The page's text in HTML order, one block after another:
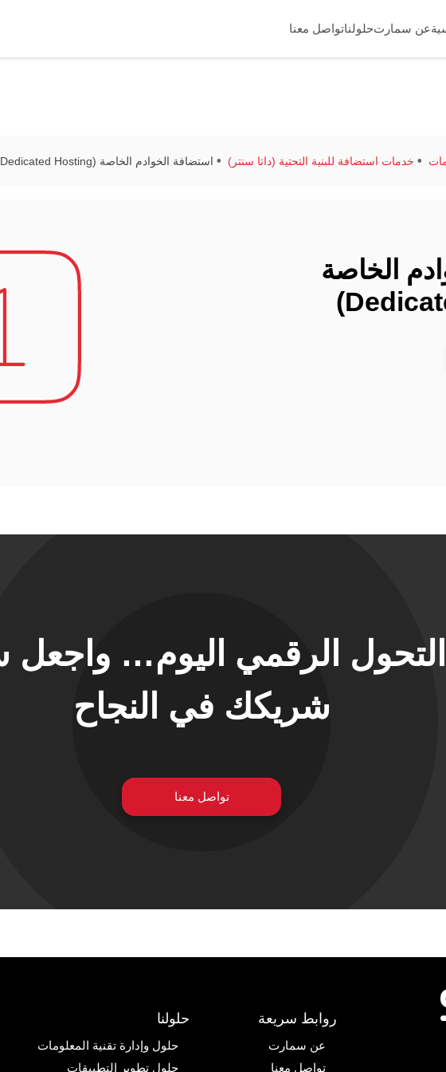
عن سمارتحلولناتواصل معنا
خدمات استضافة للبنية التحتية (داتا سنتر) استضافة الخوادم الخاصة (Dedicated Hosting)
الخاصة
التحول الرقمي اليوم…
شريكك في النجاح
تواصل معنا
روابط سريعة
عن سمارت
تواصل معنا
حلولنا
حلول وإدارة تقنية المعلومات
حلول تطوير التطبيقات